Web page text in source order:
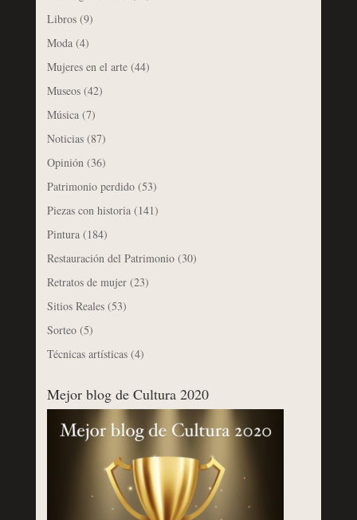
Libros(9)
Moda(4)
Mujeres en el arte(44)
Museos(42)
Música(7)
Noticias(87)
Opinión (36)
Patrimonio perdido(53)
Piezas con historia(141)
Pintura(184)
Restauración del Patrimonio(30)
Retratos de mujer(23)
Sitios Reales(53)
Sorteo(5)
Técnicas artísticas(4)
Mejor blog de Cultura 2020